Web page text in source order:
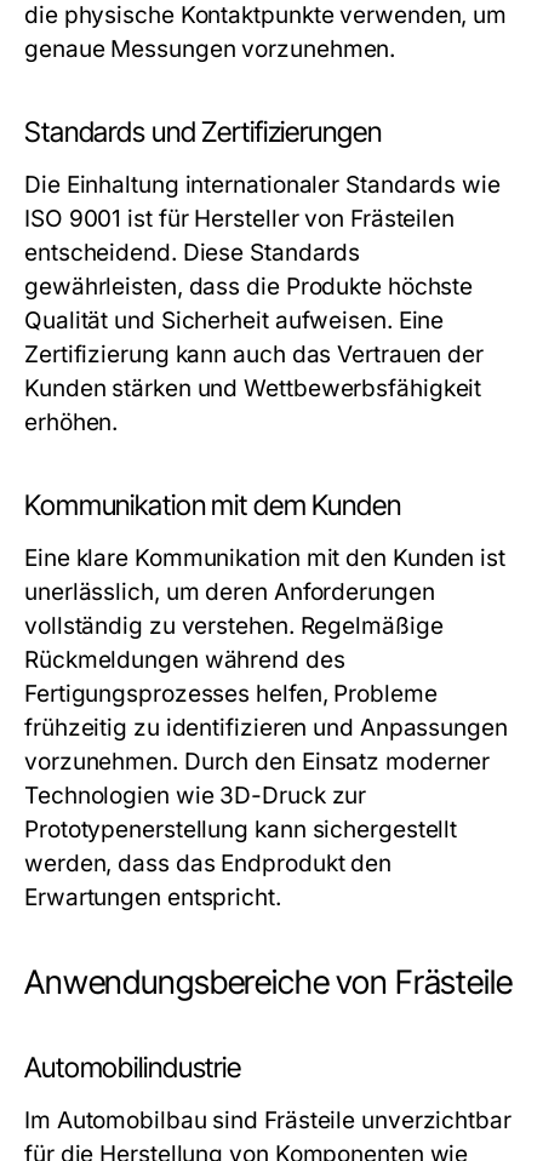
die physische Kontaktpunkte verwenden, um
genaue Messungen vorzunehmen.
Standards und Zertifizierungen
Die Einhaltung internationaler Standards wie
ISO 9001 ist für Hersteller von Frästeilen
entscheidend. Diese Standards
gewährleisten, dass die Produkte höchste
Qualität und Sicherheit aufweisen. Eine
Zertifizierung kann auch das Vertrauen der
Kunden stärken und Wettbewerbsfähigkeit
erhöhen.
Kommunikation mit dem Kunden
Eine klare Kommunikation mit den Kunden ist
unerlässlich, um deren Anforderungen
vollständig zu verstehen. Regelmäßige
Rückmeldungen während des
Fertigungsprozesses helfen, Probleme
frühzeitig zu identifizieren und Anpassungen
vorzunehmen. Durch den Einsatz moderner
Technologien wie 3D-Druck zur
Prototypenerstellung kann sichergestellt
werden, dass das Endprodukt den
Erwartungen entspricht.
Anwendungsbereiche von Frästeile
Automobilindustrie
Im Automobilbau sind Frästeile unverzichtbar
für die Herstellung von Komponenten wie